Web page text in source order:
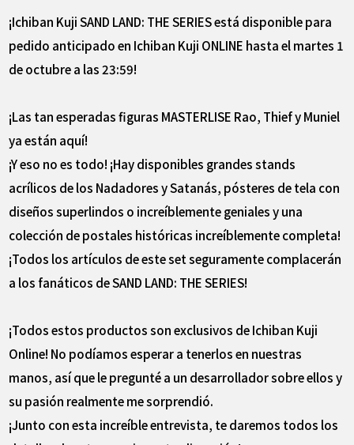
¡Ichiban Kuji SAND LAND: THE SERIES está disponible para
pedido anticipado en Ichiban Kuji ONLINE hasta el martes 1
de octubre a las 23:59!
¡Las tan esperadas figuras MASTERLISE Rao, Thief y Muniel
ya están aquí!
¡Y eso no es todo! ¡Hay disponibles grandes stands
acrílicos de los Nadadores y Satanás, pósteres de tela con
diseños superlindos o increíblemente geniales y una
colección de postales históricas increíblemente completa!
¡Todos los artículos de este set seguramente complacerán
a los fanáticos de SAND LAND: THE SERIES!
¡Todos estos productos son exclusivos de Ichiban Kuji
Online! No podíamos esperar a tenerlos en nuestras
manos, así que le pregunté a un desarrollador sobre ellos y
su pasión realmente me sorprendió.
¡Junto con esta increíble entrevista, te daremos todos los